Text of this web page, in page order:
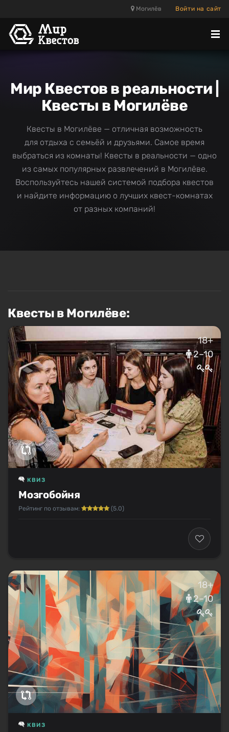
Могилёв Войти на сайт
Мир Квестов в реальности |
Квесты в Могилёве
Квесты в Могилёве — отличная возможность
для отдыха с семьёй и друзьями. Самое время
выбраться из комнаты! Квесты в реальности — одно
из самых популярных развлечений в Могилёве.
Воспользуйтесь нашей системой подбора квестов
и найдите информацию о лучших квест-комнатах
от разных компаний!
Квесты в Могилёве:
18+
2–10
Мозгобойня
КВИЗ
Рейтинг по отзывам: (5.0)
18+
2–10
КВИЗ